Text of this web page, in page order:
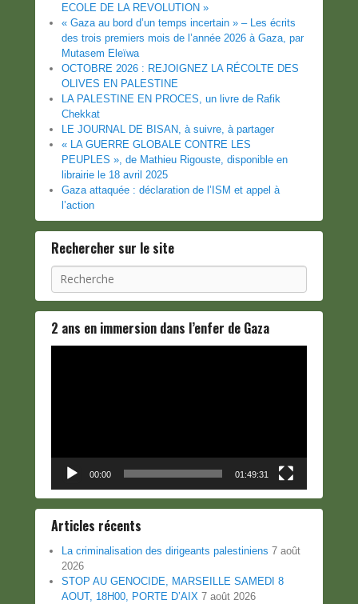
ECOLE DE LA REVOLUTION »
« Gaza au bord d’un temps incertain » – Les écrits
des trois premiers mois de l’année 2026 à Gaza, par
Mutasem Eleïwa
OCTOBRE 2026 : REJOIGNEZ LA RÉCOLTE DES
OLIVES EN PALESTINE
LA PALESTINE EN PROCES, un livre de Rafik
Chekkat
LE JOURNAL DE BISAN, à suivre, à partager
« LA GUERRE GLOBALE CONTRE LES
PEUPLES », de Mathieu Rigouste, disponible en
librairie le 18 avril 2025
Gaza attaquée : déclaration de l’ISM et appel à
l’action
Rechercher sur le site
Recherche
2 ans en immersion dans l’enfer de Gaza
00:00 01:49:31
Articles récents
La criminalisation des dirigeants palestiniens 7 août
2026
STOP AU GENOCIDE, MARSEILLE SAMEDI 8
AOUT, 18H00, PORTE D’AIX 7 août 2026